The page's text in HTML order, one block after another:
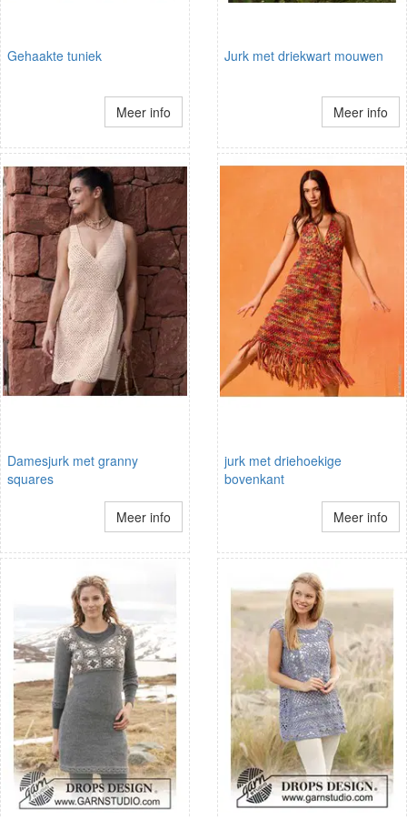
Gehaakte tuniek
Meer info
Jurk met driekwart mouwen
Meer info
Damesjurk met granny
squares
Meer info
jurk met driehoekige
bovenkant
Meer info